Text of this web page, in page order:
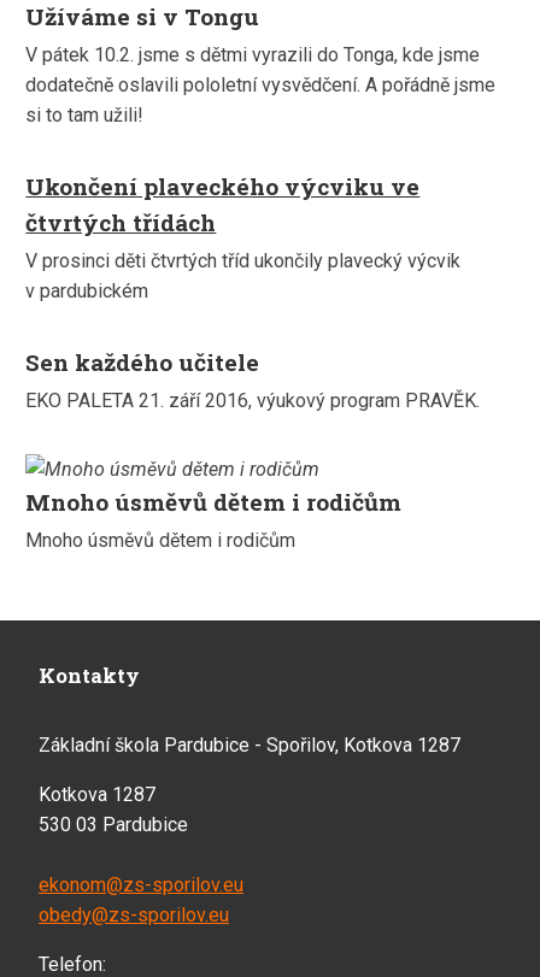
Užíváme si v Tongu
V pátek 10.2. jsme s dětmi vyrazili do Tonga, kde jsme
dodatečně oslavili pololetní vysvědčení. A pořádně jsme
si to tam užili!
Ukončení plaveckého výcviku ve
čtvrtých třídách
V prosinci děti čtvrtých tříd ukončily plavecký výcvik
v pardubickém
Sen každého učitele
EKO PALETA 21. září 2016, výukový program PRAVĚK.
Mnoho úsměvů dětem i rodičům
Mnoho úsměvů dětem i rodičům
Kontakty
Základní škola Pardubice - Spořilov, Kotkova 1287
Kotkova 1287
530 03 Pardubice
ekonom@zs-sporilov.eu
obedy@zs-sporilov.eu
Telefon: